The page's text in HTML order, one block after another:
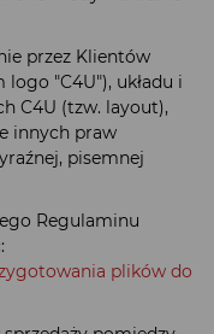
przez Klientów
"C4U"), układu i
C4U (tzw. layout),
innych praw
pisemnej
Regulaminu
plików do